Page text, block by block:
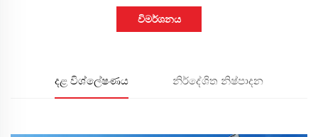
විමර්ශනය
දළ විශ්ලේෂණය නිර්දේශිත නිෂ්පාදන